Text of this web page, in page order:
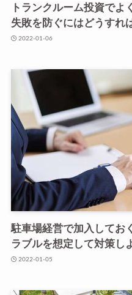
トランクルーム投資でよ
失敗を防ぐにはどうすれ
2022-01-06
駐車場経営で加入してお
ラブルを想定して対策し
2022-01-05